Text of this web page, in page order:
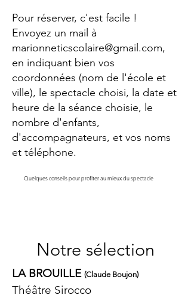
Pour réserver, c'est facile !
Envoyez un mail à
marionneticscolaire@gmail.com,
en indiquant bien vos
coordonnées (nom de l'école et
ville), le spectacle choisi, la date et
heure de la séance choisie, le
nombre d'enfants,
d'accompagnateurs, et vos noms
et téléphone.
Quelques conseils pour profiter au mieux du spectacle
Notre sélection
LA BROUILLE (Claude Boujon)
Théâtre Sirocco